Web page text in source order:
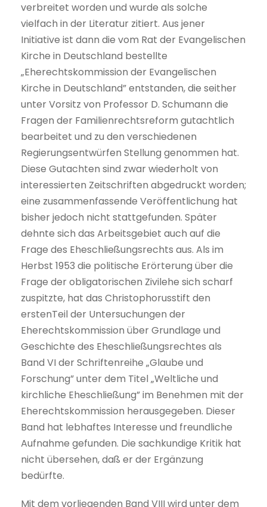
verbreitet worden und wurde als solche
vielfach in der Literatur zitiert. Aus jener
Initiative ist dann die vom Rat der Evangelischen
Kirche in Deutschland bestellte
„Eherechtskommission der Evangelischen
Kirche in Deutschland” entstanden, die seither
unter Vorsitz von Professor D. Schumann die
Fragen der Familienrechtsreform gutachtlich
bearbeitet und zu den verschiedenen
Regierungsentwürfen Stellung genommen hat.
Diese Gutachten sind zwar wiederholt von
interessierten Zeitschriften abgedruckt worden;
eine zusammenfassende Veröffentlichung hat
bisher jedoch nicht stattgefunden. Später
dehnte sich das Arbeitsgebiet auch auf die
Frage des Eheschließungsrechts aus. Als im
Herbst 1953 die politische Erörterung über die
Frage der obligatorischen Zivilehe sich scharf
zuspitzte, hat das Christophorusstift den
erstenTeil der Untersuchungen der
Eherechtskommission über Grundlage und
Geschichte des Eheschließungsrechtes als
Band VI der Schriftenreihe „Glaube und
Forschung” unter dem Titel „Weltliche und
kirchliche Eheschließung” im Benehmen mit der
Eherechtskommission herausgegeben. Dieser
Band hat lebhaftes Interesse und freundliche
Aufnahme gefunden. Die sachkundige Kritik hat
nicht übersehen, daß er der Ergänzung
bedürfte.
Mit dem vorliegenden Band VIII wird unter dem